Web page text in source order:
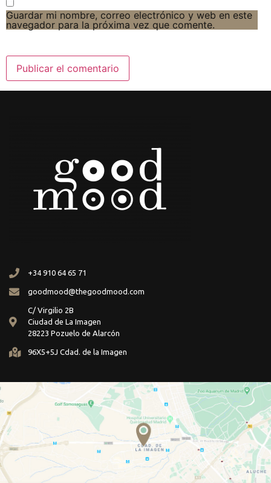
Guardar mi nombre, correo electrónico y web en este
navegador para la próxima vez que comente.
+34 910 64 65 71
goodmood@thegoodmood.com
C/ Virgilio 2B
Ciudad de La Imagen
28223 Pozuelo de Alarcón
96X5+5J Cdad. de la Imagen